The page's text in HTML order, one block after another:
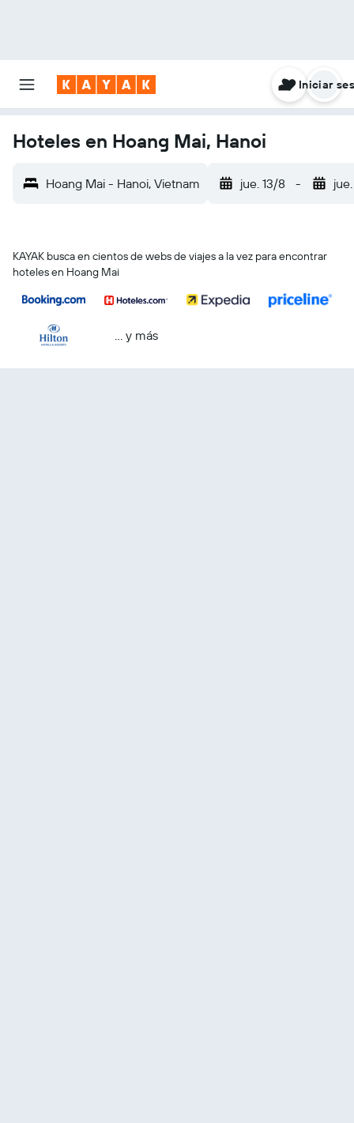
Iniciar
Hoteles en Hoang Mai, Hanoi
Hoang Mai - Hanoi, Vietnam jue. 13/8 -
KAYAK busca en cientos de webs de viajes a la vez para encontrar
hoteles en Hoang Mai
… y más